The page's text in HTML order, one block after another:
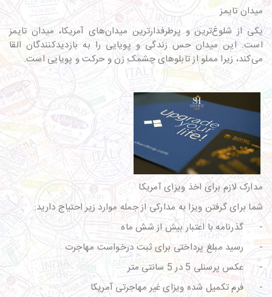
میدان تایمز
یکی از شلوغ‌ترین و پرطرفدارترین میدان‌های آمریکا، میدان تایمز
است. این میدان حس زندگی و پویایی را به بازدیدکنندگان القا
می‌کند، زیرا مملو از تابلوهای چشمک زن و حرکت و پویایی است.
مدارک لازم برای اخذ ویزای آمریکا
شما برای گرفتن ویزا به مدارکی از جمله موارد زیر احتیاج دارید:
-
گذرنامه با اعتبار بیش از شش ماه
-
رسید مبلغ پرداختی برای ثبت درخواست مهاجرت
-
عکس پرسنلی 5 در 5 سانتی متر
-
فرم تکمیل شده ویزای غیر مهاجرتی آمریکا